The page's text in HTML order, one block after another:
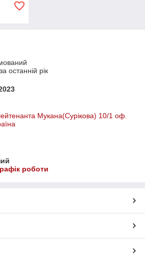
останній рік
Мукана(Сурікова) 10/1 оф.
роботи